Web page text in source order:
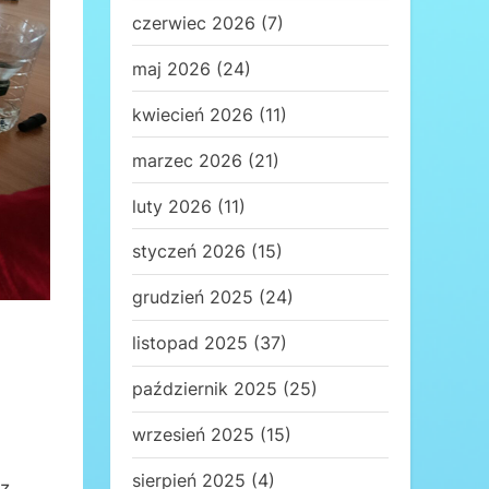
czerwiec 2026 (7)
maj 2026 (24)
kwiecień 2026 (11)
marzec 2026 (21)
luty 2026 (11)
styczeń 2026 (15)
grudzień 2025 (24)
listopad 2025 (37)
październik 2025 (25)
wrzesień 2025 (15)
sierpień 2025 (4)